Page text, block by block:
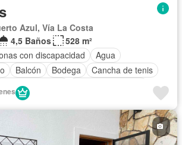
Azul, Vía La Costa
4,5 Baños
528 m²
con discapacidad
Agua
Balcón Bodega
Cancha de tenis
Cocina equipada